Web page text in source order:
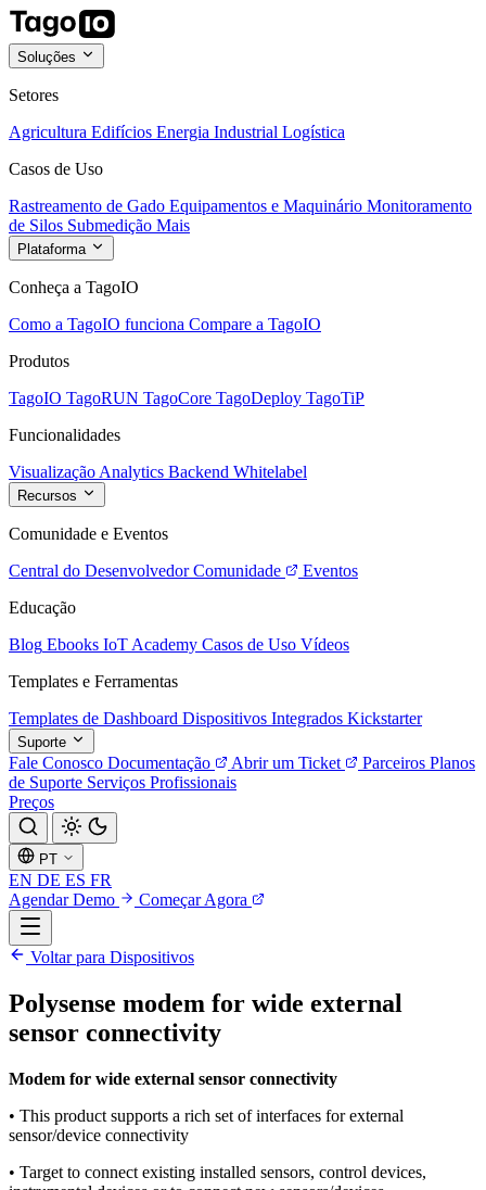
Soluções
Setores
Agricultura Edifícios Energia Industrial Logística
Casos de Uso
Rastreamento de Gado Equipamentos e Maquinário Monitoramento
de Silos Submedição Mais
Plataforma
Conheça a TagoIO
Como a TagoIO funciona Compare a TagoIO
Produtos
TagoIO TagoRUN TagoCore TagoDeploy TagoTiP
Funcionalidades
Visualização Analytics Backend Whitelabel
Recursos
Comunidade e Eventos
Central do Desenvolvedor Comunidade
Eventos
Educação
Blog Ebooks IoT Academy Casos de Uso Vídeos
Templates e Ferramentas
Templates de Dashboard Dispositivos Integrados Kickstarter
Suporte
Fale Conosco Documentação Abrir um Ticket Parceiros Planos
de Suporte Serviços Profissionais
Preços
PT
EN DE ES FR
Agendar Demo
Começar Agora
Voltar para Dispositivos
Polysense modem for wide external
sensor connectivity
Modem for wide external sensor connectivity
• This product supports a rich set of interfaces for external
sensor/device connectivity
• Target to connect existing installed sensors, control devices,